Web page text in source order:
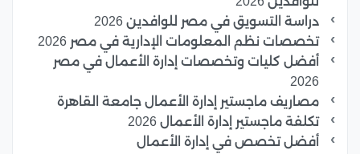
دراسة التسويق في مصر للوافدين 2026
تخصصات نظم المعلومات الإدارية في مصر 2026
أفضل كليات وتخصصات إدارة الأعمال في مصر
2026
مصاريف ماجستير إدارة الأعمال جامعة القاهرة
تكلفة ماجستير إدارة الأعمال 2026
أفضل تخصص في إدارة الأعمال